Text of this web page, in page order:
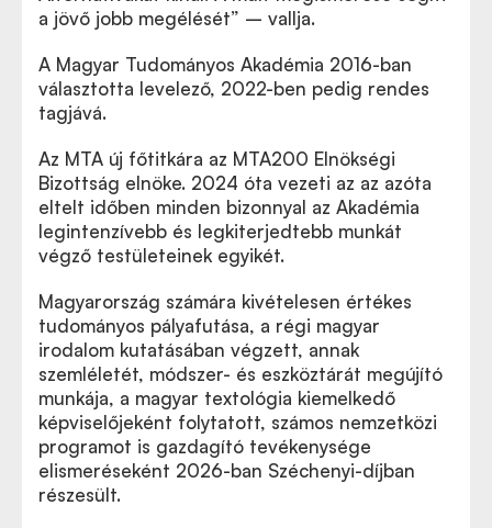
a jövő jobb megélését” – vallja.
A Magyar Tudományos Akadémia 2016-ban
választotta levelező, 2022-ben pedig rendes
tagjává.
Az MTA új főtitkára az MTA200 Elnökségi
Bizottság elnöke. 2024 óta vezeti az az azóta
eltelt időben minden bizonnyal az Akadémia
legintenzívebb és legkiterjedtebb munkát
végző testületeinek egyikét.
Magyarország számára kivételesen értékes
tudományos pályafutása, a régi magyar
irodalom kutatásában végzett, annak
szemléletét, módszer- és eszköztárát megújító
munkája, a magyar textológia kiemelkedő
képviselőjeként folytatott, számos nemzetközi
programot is gazdagító tevékenysége
elismeréseként 2026-ban Széchenyi-díjban
részesült.